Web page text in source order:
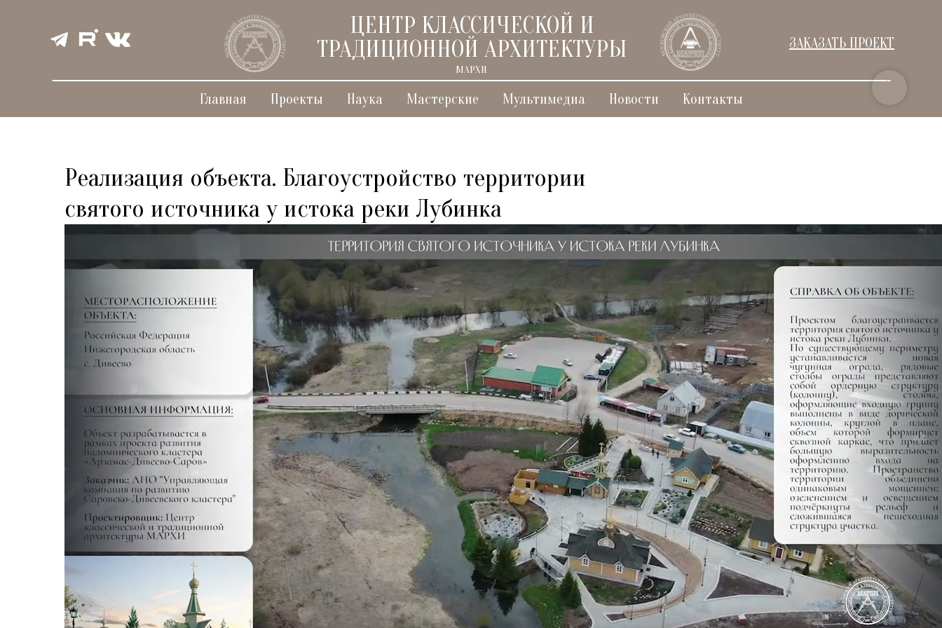
МАРХИ
ЦЕНТР КЛАССИЧЕСКОЙ И
ТРАДИЦИОННОЙ АРХИТЕКТУРЫ
ЗАКАЗАТЬ ПРОЕКТ
Главная Проекты Наука Мастерские Мультимедиа Новости Контакты
Реализация объекта. Благоустройство территории
святого источника у истока реки Лубинка